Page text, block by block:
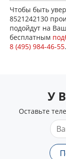
Чтобы быть
8521242130
подойдут на
бесплатным
8 (495) 984-46-55.
У
Оставьте